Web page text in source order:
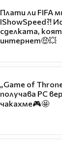
Плати ли FIFA
IShowSpeed?!
сделката,
интернет🤑💥
„Game of
получава PC
чакахме🎮🤩